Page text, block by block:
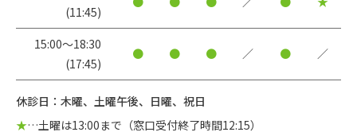
(11:45)
15:00〜18:30
(17:45)
● ● ● ／ ● ／
休診日：木曜、土曜午後、日曜、祝日
★…土曜は13:00まで（窓口受付終了時間12:15）